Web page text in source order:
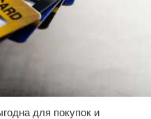
для покупок и